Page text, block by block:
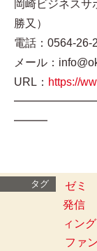
岡崎ビジネスサ
勝又）
電話：0564-26-
メール：
URL： https://
━━━
タグ ゼミ
発信
ィング
ファ